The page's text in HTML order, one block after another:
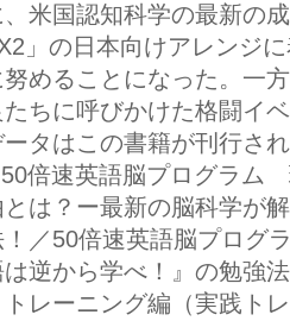
、米国認知科学の最新の
」の日本向けアレンジ
めることになった。一
たちに呼びかけた格闘イ
タはこの書籍が刊行さ
倍速英語脳プログラム
は？ー最新の脳科学が
／50倍速英語脳プログ
は逆から学べ！』の勉強
レーニング編（実践ト